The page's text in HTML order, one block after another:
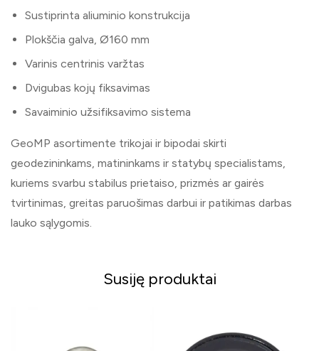
Sustiprinta aliuminio konstrukcija
Plokščia galva, Ø160 mm
Varinis centrinis varžtas
Dvigubas kojų fiksavimas
Savaiminio užsifiksavimo sistema
GeoMP asortimente trikojai ir bipodai skirti
geodezininkams, matininkams ir statybų specialistams,
kuriems svarbu stabilus prietaiso, prizmės ar gairės
tvirtinimas, greitas paruošimas darbui ir patikimas darbas
lauko sąlygomis.
Susiję produktai